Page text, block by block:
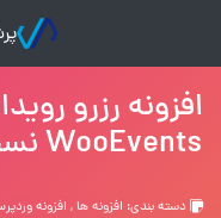
افزونه رزرو
WooEvents نسخه 4.0.2
دسته بندی: افزونه ها, افزونه